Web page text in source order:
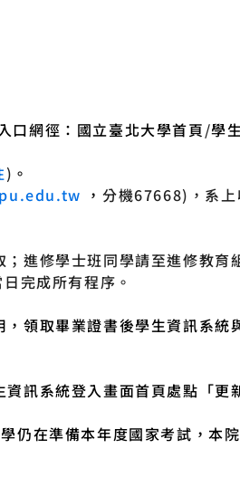
口網徑：國立臺北大學首頁/學
) 。
，分機67668) ，系
進修學士班同學請至進修教
完成所有程序。
領取畢業證書後學生資訊系統
訊系統登入畫面首頁處點「更
仍在準備本年度國家考試，本